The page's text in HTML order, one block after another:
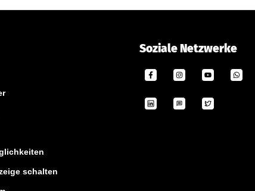
schalten
Soziale Netzwerke